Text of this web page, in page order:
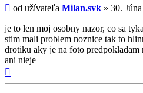
Príspevok
od užívateľa Milan.svk » 30.
je to len moj osobny nazor, co sa
stim mali problem noznice tak to
drotiku aky je na foto
ani nieje